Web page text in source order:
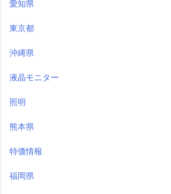
愛知県
東京都
沖縄県
液晶モニター
照明
熊本県
特価情報
福岡県